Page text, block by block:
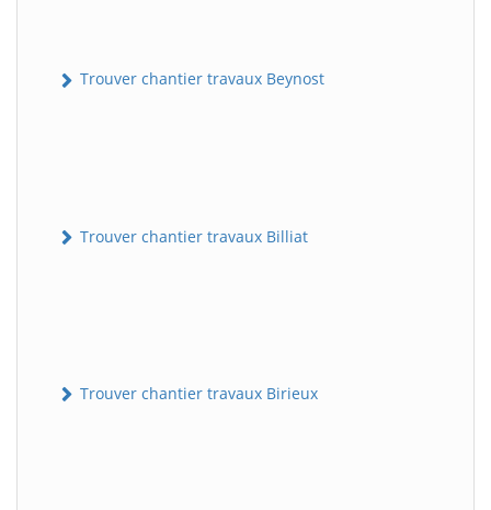
Trouver chantier travaux Beynost
Trouver chantier travaux Billiat
Trouver chantier travaux Birieux